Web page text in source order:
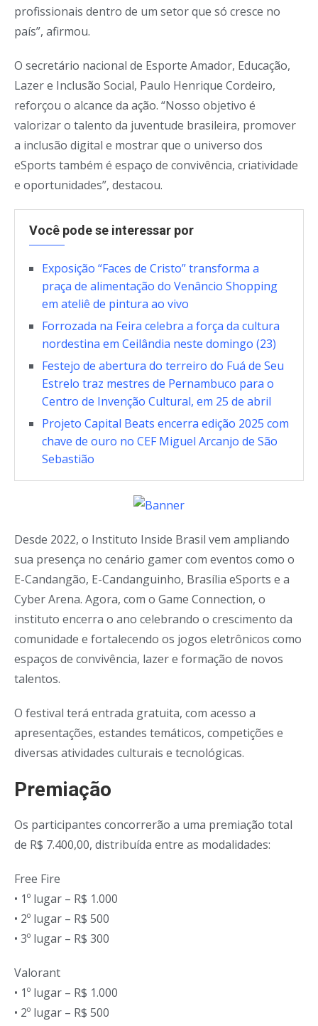
profissionais dentro de um setor que só cresce no
país”, afirmou.
O secretário nacional de Esporte Amador, Educação,
Lazer e Inclusão Social, Paulo Henrique Cordeiro,
reforçou o alcance da ação. “Nosso objetivo é
valorizar o talento da juventude brasileira, promover
a inclusão digital e mostrar que o universo dos
eSports também é espaço de convivência, criatividade
e oportunidades”, destacou.
Você pode se interessar por
Exposição “Faces de Cristo” transforma a
praça de alimentação do Venâncio Shopping
em ateliê de pintura ao vivo
Forrozada na Feira celebra a força da cultura
nordestina em Ceilândia neste domingo (23)
Festejo de abertura do terreiro do Fuá de Seu
Estrelo traz mestres de Pernambuco para o
Centro de Invenção Cultural, em 25 de abril
Projeto Capital Beats encerra edição 2025 com
chave de ouro no CEF Miguel Arcanjo de São
Sebastião
Desde 2022, o Instituto Inside Brasil vem ampliando
sua presença no cenário gamer com eventos como o
E-Candangão, E-Candanguinho, Brasília eSports e a
Cyber Arena. Agora, com o Game Connection, o
instituto encerra o ano celebrando o crescimento da
comunidade e fortalecendo os jogos eletrônicos como
espaços de convivência, lazer e formação de novos
talentos.
O festival terá entrada gratuita, com acesso a
apresentações, estandes temáticos, competições e
diversas atividades culturais e tecnológicas.
Premiação
Os participantes concorrerão a uma premiação total
de R$ 7.400,00, distribuída entre as modalidades:
Free Fire
• 1º lugar – R$ 1.000
• 2º lugar – R$ 500
• 3º lugar – R$ 300
Valorant
• 1º lugar – R$ 1.000
• 2º lugar – R$ 500